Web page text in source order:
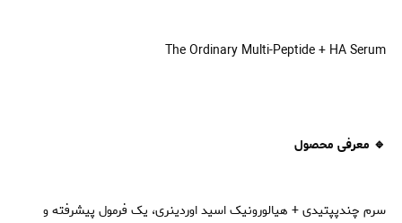
The Ordinary Multi-Peptide + HA Serum
🔹 معرفی محصول
سرم چندپپتیدی + هیالورونیک اسید اوردینری، یک فرمول پیشرفته و